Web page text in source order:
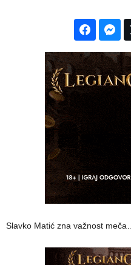
Slavko Matić zna važnost meča…